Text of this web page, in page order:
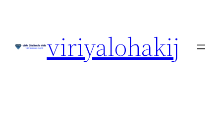
viriyalohakij